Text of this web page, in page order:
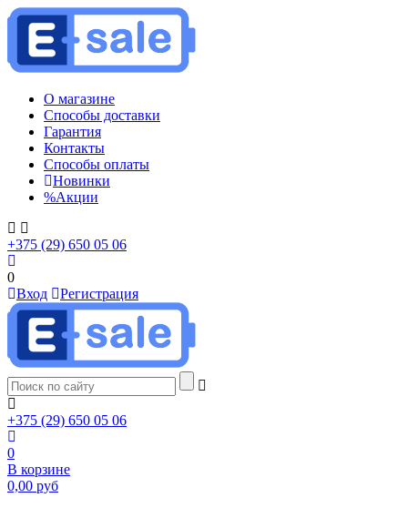
О магазине
Способы доставки
Гарантия
Контакты
Способы оплаты
Новинки
%Акции
+375 (29) 650 05 06
0
Вход
Регистрация
+375 (29) 650 05 06
0
В корзине
0,00 руб